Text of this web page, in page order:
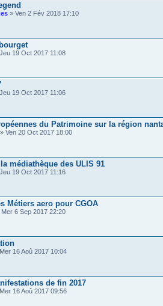
» Ven 2 Fév 2018 17:10
19 Oct 2017 11:08
19 Oct 2017 11:06
du Patrimoine sur la région
» Ven 20 Oct 2017 18:00
médiathèque des ULIS 91
19 Oct 2017 11:16
Métiers aero pour CGOA
Mer 6 Sep 2017 22:20
16 Aoû 2017 10:04
de fin 2017
16 Aoû 2017 09:56